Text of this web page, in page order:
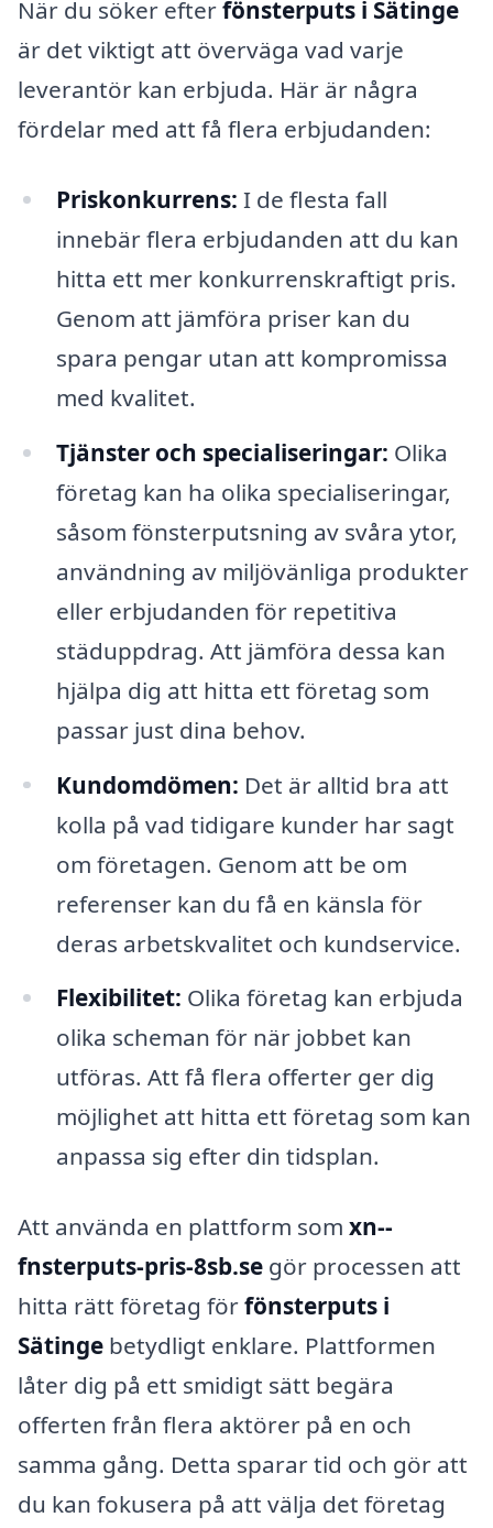
När du söker efterfönsterputs i Sätinge
är det viktigt att överväga vad varje
leverantör kan erbjuda. Här är några
fördelar med att få flera erbjudanden:
Priskonkurrens: I de flesta fall
innebär flera erbjudanden att du kan
hitta ett mer konkurrenskraftigt pris.
Genom att jämföra priser kan du
spara pengar utan att kompromissa
med kvalitet.
Tjänster och specialiseringar: Olika
företag kan ha olika specialiseringar,
såsom fönsterputsning av svåra ytor,
användning av miljövänliga produkter
eller erbjudanden för repetitiva
städuppdrag. Att jämföra dessa kan
hjälpa dig att hitta ett företag som
passar just dina behov.
Kundomdömen: Det är alltid bra att
kolla på vad tidigare kunder har sagt
om företagen. Genom att be om
referenser kan du få en känsla för
deras arbetskvalitet och kundservice.
Flexibilitet: Olika företag kan erbjuda
olika scheman för när jobbet kan
utföras. Att få flera offerter ger dig
möjlighet att hitta ett företag som kan
anpassa sig efter din tidsplan.
Att använda en plattform som xn--
fnsterputs-pris-8sb.se gör processen att
hitta rätt företag förfönsterputs i
Sätinge betydligt enklare. Plattformen
låter dig på ett smidigt sätt begära
offerten från flera aktörer på en och
samma gång. Detta sparar tid och gör att
du kan fokusera på att välja det företag